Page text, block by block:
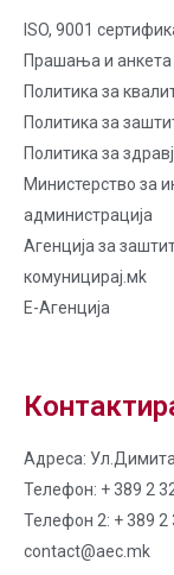
ISO, 9001
Прашања и анкета
Политика за
Политика за
Политика за
Министерство за
администрација
Агенција за
комуницирај.мk
Е-Агенција
Адреса:
Телефон: + 389 2
Телефон 2: + 389 2
contact@aec.mk